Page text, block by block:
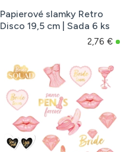
Papierové slamky Retro
Disco 19,5 cm | Sada 6 ks
2,76 €